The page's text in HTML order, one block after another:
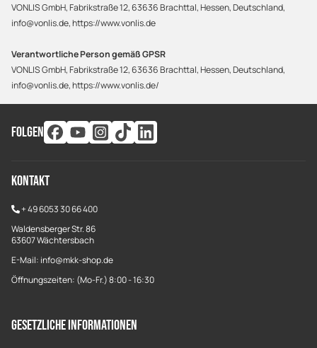
VONLIS GmbH, Fabrikstraße 12, 63636 Brachttal, Hessen, Deutschland,
info@vonlis.de, https://www.vonlis.de
Verantwortliche Person gemäß GPSR
VONLIS GmbH, Fabrikstraße 12, 63636 Brachttal, Hessen, Deutschland,
info@vonlis.de, https://www.vonlis.de/
FOLGEN
Kontakt
+49 6053 30 66 400
Waldensberger Str. 86
63607 Wächtersbach
E-Mail: info@mkk-shop.de
Öffnungszeiten: (Mo-Fr.) 8:00 - 16:30
Gesetzliche Informationen